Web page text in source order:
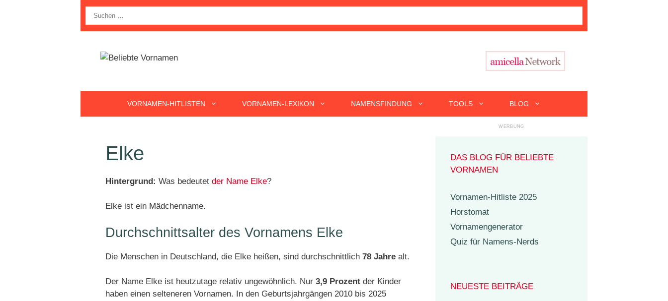
nach:
VORNAMEN-HITLISTEN VORNAMEN-LEXIKON NAMENSFINDUNG TOOLS BLOG
Elke
Hintergrund: Was bedeutet der Name Elke?
Elke ist ein Mädchenname.
Durchschnittsalter des Vornamens Elke
Die Menschen in Deutschland, die Elke heißen, sind durchschnittlich 78 Jahre alt.
Der Name Elke ist heutzutage relativ ungewöhnlich. Nur 3,9 Prozent der Kinder
haben einen selteneren Vornamen. In den Geburtsjahrgängen 2010 bis 2025
DAS BLOG FÜR BELIEBTE
VORNAMEN
Vornamen-Hitliste 2025
Horstomat
Vornamengenerator
Quiz für Namens-Nerds
NEUESTE BEITRÄGE